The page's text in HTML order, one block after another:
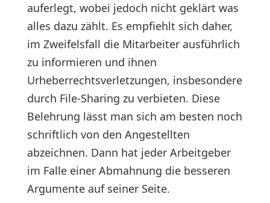
auferlegt, wobei jedoch nicht geklärt was
alles dazu zählt. Es empfiehlt sich daher,
im Zweifelsfall die Mitarbeiter ausführlich
zu informieren und ihnen
Urheberrechtsverletzungen, insbesondere
durch File-Sharing zu verbieten. Diese
Belehrung lässt man sich am besten noch
schriftlich von den Angestellten
abzeichnen. Dann hat jeder Arbeitgeber
im Falle einer Abmahnung die besseren
Argumente auf seiner Seite.